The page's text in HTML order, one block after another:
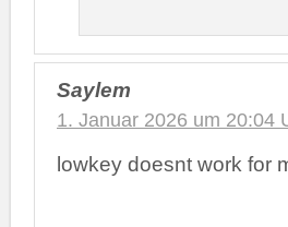
Saylem
1. Januar 2026 um 20:04
lowkey doesnt work for